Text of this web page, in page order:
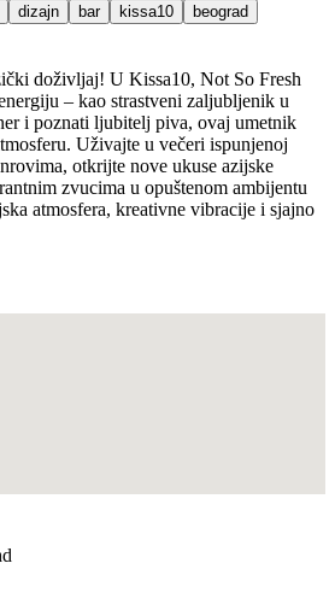
dizajn bar kissa10
beograd
doživljaj! U Kissa10, Not So Fresh
– kao strastveni zaljubljenik u
i poznati ljubitelj piva, ovaj umetnik
Uživajte u večeri ispunjenoj
otkrijte nove ukuse azijske
zvucima u opuštenom ambijentu
atmosfera, kreativne vibracije i sjajno